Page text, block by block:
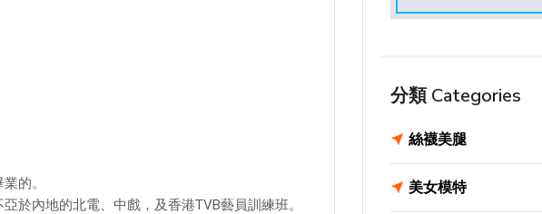
的。
於內地的北電、中戲，及香港TVB藝員訓練班。
分類 Categories
絲襪美腿
美女模特